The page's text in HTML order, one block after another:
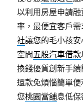
以利用房屋申請融
率，最便宜客戶
社讓您的毛小孩
空間五股汽車借款
換錢優質創新手續
還款免煩惱簡單
您桃園當舖息低